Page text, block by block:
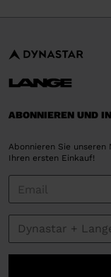
ABONNIEREN UND
Abonnieren Sie
Ihren ersten Einkauf!